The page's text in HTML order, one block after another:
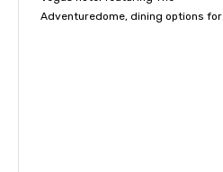
Adventuredome, dining options for